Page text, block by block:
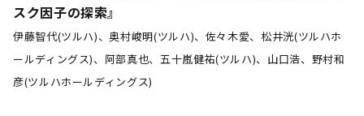
スク因子の探索』
伊藤智代(ツルハ)、奥村峻明(ツルハ)、佐々木愛、松井洸(ツルハホ
ールディングス)、阿部真也、五十嵐健祐(ツルハ)、山口浩、野村和
彦(ツルハホールディングス)